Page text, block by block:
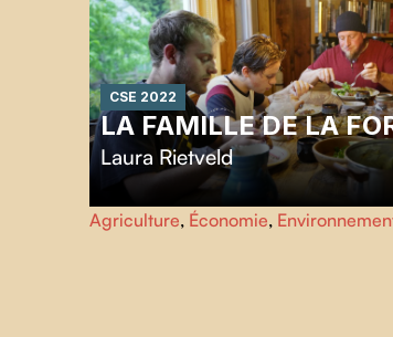
CSE 2022
LA FAMILLE DE LA
Laura Rietveld
Gérard et Catherine ont sacrifié leur
leur pays natal, la Belgique, pour vivre en
Agriculture, Économie,